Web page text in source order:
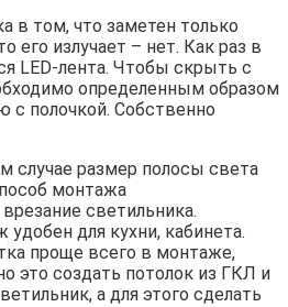
в том, что заметен только
его излучает – нет. Как раз в
LED-лента. Чтобы скрыть с
определенным образом
с полочкой. Собственно
случае размер полосы света
монтажа
светильника.
для кухни, кабинета.
проще всего в монтаже,
это создать потолок из ГКЛ и
а для этого сделать